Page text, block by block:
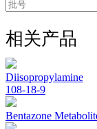
相关产品
Diisopropylamine
108-18-9
Bentazone